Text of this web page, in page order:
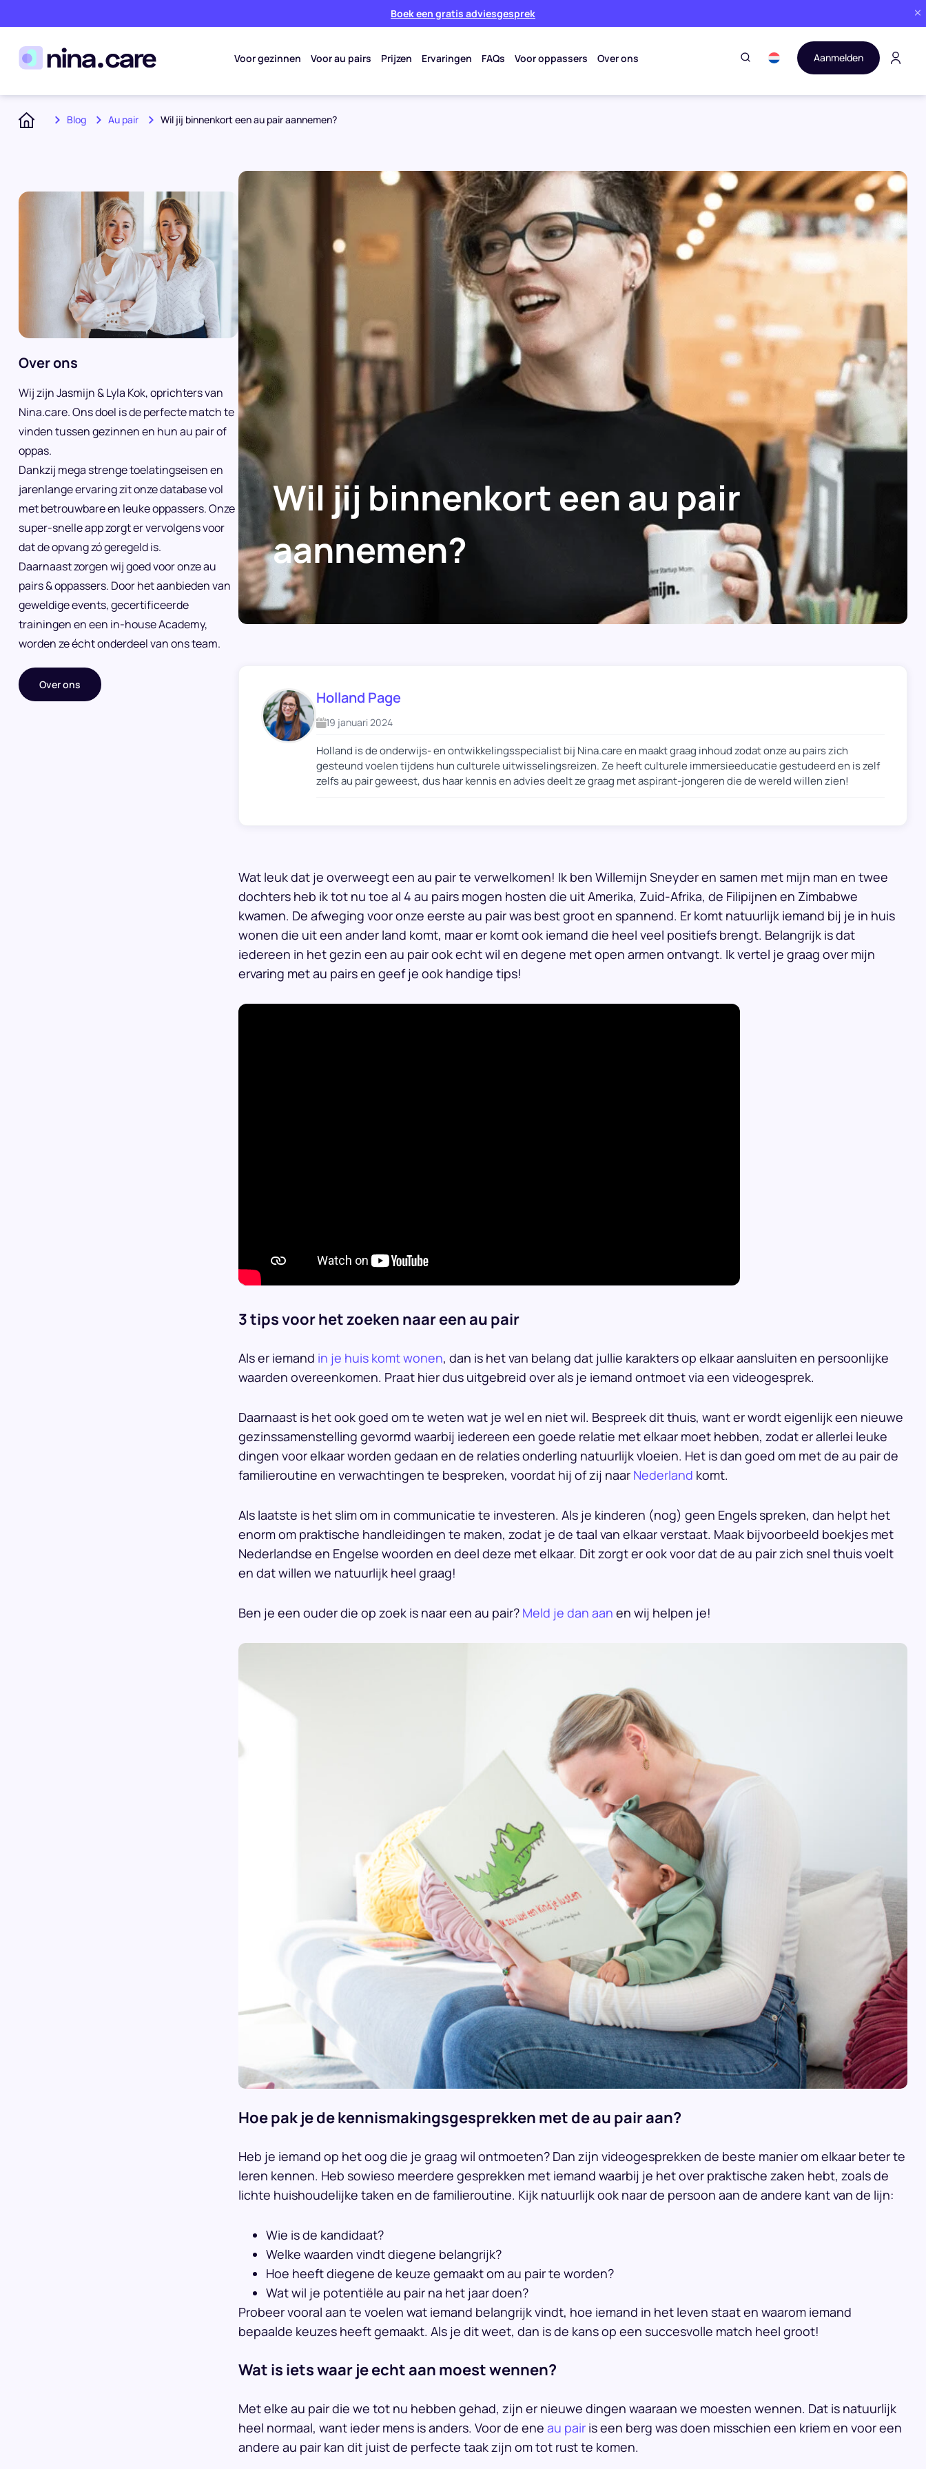
Boek een gratis adviesgesprek
Voor gezinnen Voor au pairs Prijzen Ervaringen FAQs Voor oppassers Over ons Aanmelden
Blog Au pair Wil jij binnenkort een au pair aannemen?
Over ons
Wij zijn Jasmijn & Lyla Kok, oprichters van
Nina.care. Ons doel is de perfecte match te
vinden tussen gezinnen en hun au pair of
oppas.
Dankzij mega strenge toelatingseisen en
jarenlange ervaring zit onze database vol
met betrouwbare en leuke oppassers. Onze
super-snelle app zorgt er vervolgens voor
dat de opvang zó geregeld is.
Daarnaast zorgen wij goed voor onze au
pairs & oppassers. Door het aanbieden van
geweldige events, gecertificeerde
trainingen en een in-house Academy,
worden ze écht onderdeel van ons team.
Over ons
Wil jij binnenkort een au pair
aannemen?
Holland Page
19 januari 2024
Holland is de onderwijs- en ontwikkelingsspecialist bij Nina.care en maakt graag inhoud zodat onze au pairs zich
gesteund voelen tijdens hun culturele uitwisselingsreizen. Ze heeft culturele immersieeducatie gestudeerd en is zelf
zelfs au pair geweest, dus haar kennis en advies deelt ze graag met aspirant-jongeren die de wereld willen zien!
Wat leuk dat je overweegt een au pair te verwelkomen! Ik ben Willemijn Sneyder en samen met mijn man en twee
dochters heb ik tot nu toe al 4 au pairs mogen hosten die uit Amerika, Zuid-Afrika, de Filipijnen en Zimbabwe
kwamen. De afweging voor onze eerste au pair was best groot en spannend. Er komt natuurlijk iemand bij je in huis
wonen die uit een ander land komt, maar er komt ook iemand die heel veel positiefs brengt. Belangrijk is dat
iedereen in het gezin een au pair ook echt wil en degene met open armen ontvangt. Ik vertel je graag over mijn
ervaring met au pairs en geef je ook handige tips!
3 tips voor het zoeken naar een au pair
Als er iemand in je huis komt wonen, dan is het van belang dat jullie karakters op elkaar aansluiten en persoonlijke
waarden overeenkomen. Praat hier dus uitgebreid over als je iemand ontmoet via een videogesprek.
Daarnaast is het ook goed om te weten wat je wel en niet wil. Bespreek dit thuis, want er wordt eigenlijk een nieuwe
gezinssamenstelling gevormd waarbij iedereen een goede relatie met elkaar moet hebben, zodat er allerlei leuke
dingen voor elkaar worden gedaan en de relaties onderling natuurlijk vloeien. Het is dan goed om met de au pair de
familieroutine en verwachtingen te bespreken, voordat hij of zij naar Nederland komt.
Als laatste is het slim om in communicatie te investeren. Als je kinderen (nog) geen Engels spreken, dan helpt het
enorm om praktische handleidingen te maken, zodat je de taal van elkaar verstaat. Maak bijvoorbeeld boekjes met
Nederlandse en Engelse woorden en deel deze met elkaar. Dit zorgt er ook voor dat de au pair zich snel thuis voelt
en dat willen we natuurlijk heel graag!
Ben je een ouder die op zoek is naar een au pair? Meld je dan aan en wij helpen je!
Hoe pak je de kennismakingsgesprekken met de au pair aan?
Heb je iemand op het oog die je graag wil ontmoeten? Dan zijn videogesprekken de beste manier om elkaar beter te
leren kennen. Heb sowieso meerdere gesprekken met iemand waarbij je het over praktische zaken hebt, zoals de
lichte huishoudelijke taken en de familieroutine. Kijk natuurlijk ook naar de persoon aan de andere kant van de lijn:
Wie is de kandidaat?
Welke waarden vindt diegene belangrijk?
Hoe heeft diegene de keuze gemaakt om au pair te worden?
Wat wil je potentiële au pair na het jaar doen?
Probeer vooral aan te voelen wat iemand belangrijk vindt, hoe iemand in het leven staat en waarom iemand
bepaalde keuzes heeft gemaakt. Als je dit weet, dan is de kans op een succesvolle match heel groot!
Wat is iets waar je echt aan moest wennen?
Met elke au pair die we tot nu hebben gehad, zijn er nieuwe dingen waaraan we moesten wennen. Dat is natuurlijk
heel normaal, want ieder mens is anders. Voor de eneau pair is een berg was doen misschien een kriem en voor een
andere au pair kan dit juist de perfecte taak zijn om tot rust te komen.